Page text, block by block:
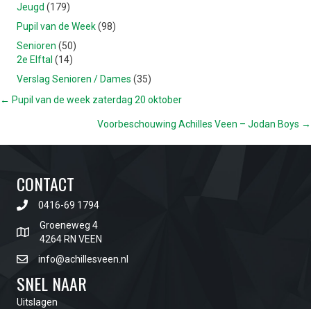
Jeugd (179)
Pupil van de Week(98)
Senioren (50)
2e Elftal (14)
Verslag Senioren / Dames (35)
POSTS
← Pupil van de week zaterdag 20 oktober
Voorbeschouwing Achilles Veen – Jodan Boys →
CONTACT
0416-69 1794
Groeneweg 4
4264 RN VEEN
info@achillesveen.nl
SNEL NAAR
Uitslagen